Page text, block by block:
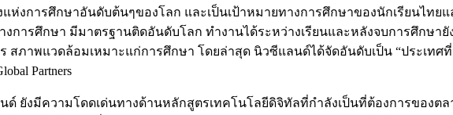
ห่งการศึกษาอันดับต้นๆของโลก และเป็นเป้าหมายทางการศึกษาของนักเรียนไทยแ
การศึกษา มีมาตรฐานติดอันดับโลก ทำงานได้ระหว่างเรียนและหลังจบการศึกษา
ภาพแวดล้อมเหมาะแก่การศึกษา โดยล่าสุด นิวซีแลนด์ได้จัดอันดับเป็น “ประเท
Partners
ยังมีความโดดเด่นทางด้านหลักสูตรเทคโนโลยีดิจิทัลที่กำลังเป็นที่ต้องการของต